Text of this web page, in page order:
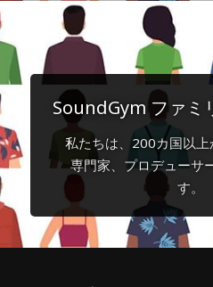
SoundGym ファミ
私たちは、200カ国以
専門家、プロデューサ
す。